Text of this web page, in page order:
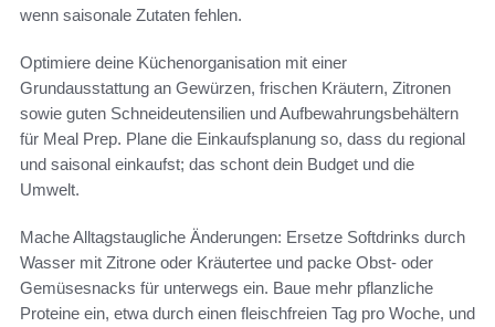
wenn saisonale Zutaten fehlen.
Optimiere deine Küchenorganisation mit einer
Grundausstattung an Gewürzen, frischen Kräutern, Zitronen
sowie guten Schneideutensilien und Aufbewahrungsbehältern
für Meal Prep. Plane die Einkaufsplanung so, dass du regional
und saisonal einkaufst; das schont dein Budget und die
Umwelt.
Mache Alltagstaugliche Änderungen: Ersetze Softdrinks durch
Wasser mit Zitrone oder Kräutertee und packe Obst- oder
Gemüsesnacks für unterwegs ein. Baue mehr pflanzliche
Proteine ein, etwa durch einen fleischfreien Tag pro Woche, und